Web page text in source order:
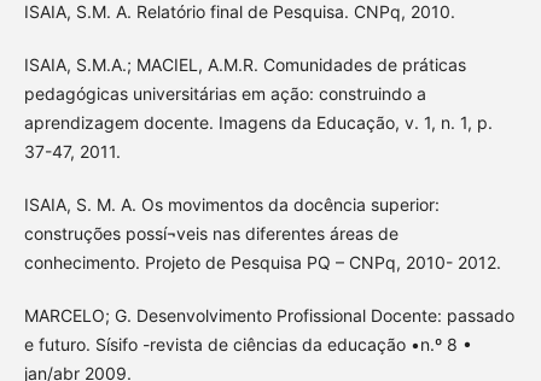
ISAIA, S.M. A. Relatório final de Pesquisa. CNPq, 2010.
ISAIA, S.M.A.; MACIEL, A.M.R. Comunidades de práticas
pedagógicas universitárias em ação: construindo a
aprendizagem docente. Imagens da Educação, v. 1, n. 1, p.
37-47, 2011.
ISAIA, S. M. A. Os movimentos da docência superior:
construções possí¬veis nas diferentes áreas de
conhecimento. Projeto de Pesquisa PQ – CNPq, 2010- 2012.
MARCELO; G. Desenvolvimento Profissional Docente: passado
e futuro. Sísifo -revista de ciências da educação •n.º 8 •
jan/abr 2009.